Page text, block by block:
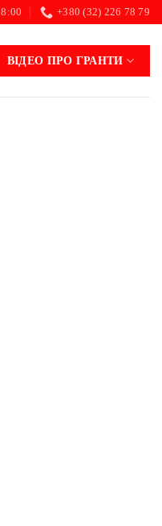
+380 (32) 226 78 79
ВІДЕО ПРО ГРАНТИ